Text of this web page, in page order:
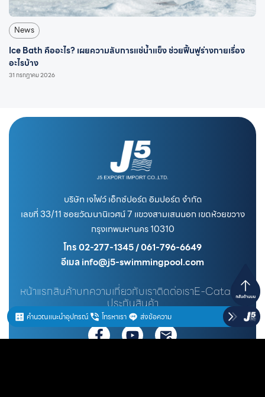
News
Ice Bath คืออะไร? เผยความลับการแช่น้ำแข็ง ช่วยฟื้นฟูร่างกายเรื่อง
อะไรบ้าง
31 กรกฎาคม 2026
คำนวณแนะนำอุปกรณ์ โทรหาเรา ส่งข้อความ
บริษัท เจไฟว์ เอ็กซ์ปอร์ต อิมปอร์ต จำกัด
เลขที่ 33/11 ซอยวัฒนานิเวศน์ 7 แขวงสามเสนนอก เขตห้วยขวาง
กรุงเทพมหานคร 10310
โทร 02-277-1345 / 061-796-6649
อีเมล info@j5-swimmingpool.com
หน้าแรกสินค้าบทความเกี่ยวกับเราติดต่อเราE-Catalog
ประกันสินค้า